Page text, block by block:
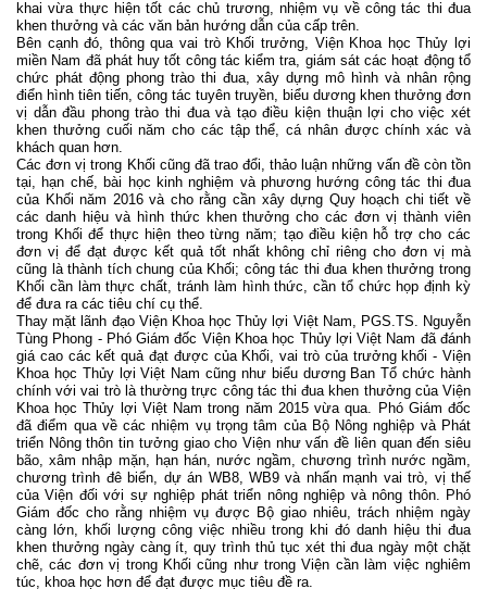
khai vừa thực hiện tốt các chủ trương, nhiệm vụ về công tác thi đua
khen thưởng và các văn bản hướng dẫn của cấp trên.
Bên cạnh đó, thông qua vai trò Khối trưởng, Viện Khoa học Thủy lợi
miền Nam đã phát huy tốt công tác kiểm tra, giám sát các hoạt động tổ
chức phát động phong trào thi đua, xây dựng mô hình và nhân rộng
điển hình tiên tiến, công tác tuyên truyền, biểu dương khen thưởng đơn
vị dẫn đầu phong trào thi đua và tạo điều kiện thuận lợi cho việc xét
khen thưởng cuối năm cho các tập thể, cá nhân được chính xác và
khách quan hơn.
Các đơn vị trong Khối cũng đã trao đổi, thảo luận những vấn đề còn tồn
tại, hạn chế, bài học kinh nghiệm và phương hướng công tác thi đua
của Khối năm 2016 và cho rằng cần xây dựng Quy hoạch chi tiết về
các danh hiệu và hình thức khen thưởng cho các đơn vị thành viên
trong Khối để thực hiện theo từng năm; tạo điều kiện hỗ trợ cho các
đơn vị để đạt được kết quả tốt nhất không chỉ riêng cho đơn vị mà
cũng là thành tích chung của Khối; công tác thi đua khen thưởng trong
Khối cần làm thực chất, tránh làm hình thức, cần tổ chức họp định kỳ
để đưa ra các tiêu chí cụ thể.
Thay mặt lãnh đạo Viện Khoa học Thủy lợi Việt Nam, PGS.TS. Nguyễn
Tùng Phong - Phó Giám đốc Viện Khoa học Thủy lợi Việt Nam đã đánh
giá cao các kết quả đạt được của Khối, vai trò của trưởng khối - Viện
Khoa học Thủy lợi Việt Nam cũng như biểu dương Ban Tổ chức hành
chính với vai trò là thường trực công tác thi đua khen thưởng của Viện
Khoa học Thủy lợi Việt Nam trong năm 2015 vừa qua. Phó Giám đốc
đã điểm qua về các nhiệm vụ trọng tâm của Bộ Nông nghiệp và Phát
triển Nông thôn tin tưởng giao cho Viện như vấn đề liên quan đến siêu
bão, xâm nhập mặn, hạn hán, nước ngầm, chương trình nước ngầm,
chương trình đê biển, dự án WB8, WB9 và nhấn mạnh vai trò, vị thế
của Viện đối với sự nghiệp phát triển nông nghiệp và nông thôn. Phó
Giám đốc cho rằng nhiệm vụ được Bộ giao nhiêu, trách nhiệm ngày
càng lớn, khối lượng công việc nhiều trong khi đó danh hiệu thi đua
khen thưởng ngày càng ít, quy trình thủ tục xét thi đua ngày một chặt
chẽ, các đơn vị trong Khối cũng như trong Viện cần làm việc nghiêm
túc, khoa học hơn để đạt được mục tiêu đề ra.